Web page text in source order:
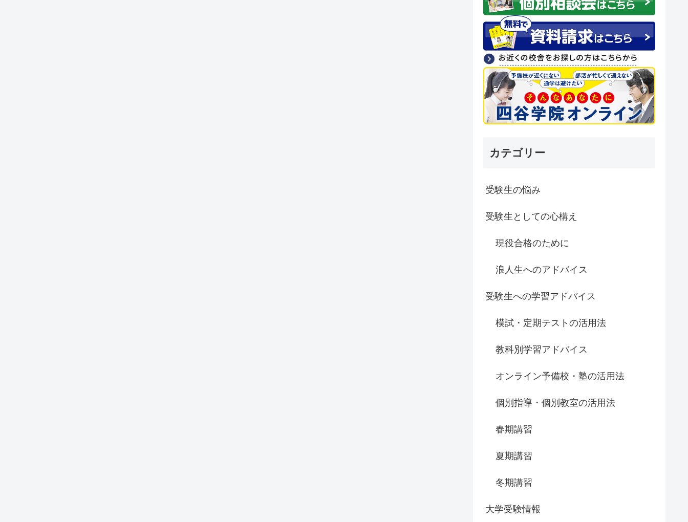
カテゴリー
受験生の悩み
受験生としての心構え
現役合格のために
浪人生へのアドバイス
受験生への学習アドバイス
模試・定期テストの活用法
教科別学習アドバイス
オンライン予備校・塾の活用法
個別指導・個別教室の活用法
春期講習
夏期講習
冬期講習
大学受験情報